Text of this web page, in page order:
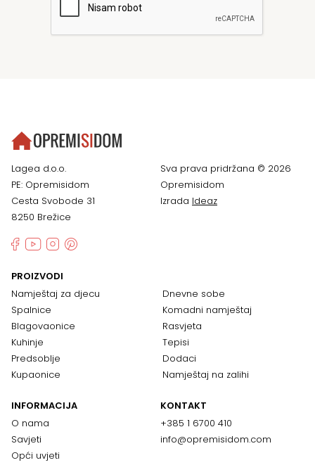
Lagea d.o.o.
PE: Opremisidom
Cesta Svobode 31
8250 Brežice
Sva prava pridržana © 2026
Opremisidom
Izrada Ideaz
PROIZVODI
Namještaj za djecu
Spalnice
Blagovaonice
Kuhinje
Predsoblje
Kupaonice
Dnevne sobe
Komadni namještaj
Rasvjeta
Tepisi
Dodaci
Namještaj na zalihi
INFORMACIJA
O nama
Savjeti
Opći uvjeti
KONTAKT
+385 1 6700 410
info@opremisidom.com